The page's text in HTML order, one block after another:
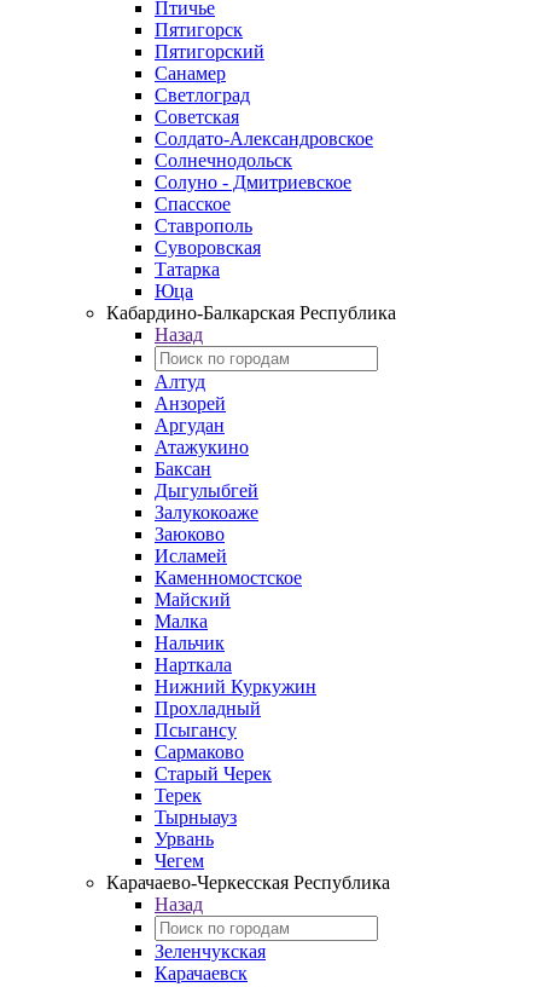
Птичье
Пятигорск
Пятигорский
Санамер
Светлоград
Советская
Солдато-Александровское
Солнечнодольск
Солуно - Дмитриевское
Спасское
Ставрополь
Суворовская
Татарка
Юца
Кабардино‑Балкарская Республика
Назад
Алтуд
Анзорей
Аргудан
Атажукино
Баксан
Дыгулыбгей
Залукокоаже
Заюково
Исламей
Каменномостское
Майский
Малка
Нальчик
Нарткала
Нижний Куркужин
Прохладный
Псыгансу
Сармаково
Старый Черек
Терек
Тырныауз
Урвань
Чегем
Карачаево-Черкесская Республика
Назад
Зеленчукская
Карачаевск